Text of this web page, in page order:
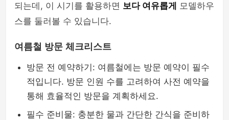
되는데, 이 시기를 활용하면 보다 여유롭게 모델하우
스를 둘러볼 수 있습니다.
여름철 방문 체크리스트
방문 전 예약하기: 여름철에는 방문 예약이 필수
적입니다. 방문 인원 수를 고려하여 사전 예약을
통해 효율적인 방문을 계획하세요.
필수 준비물: 충분한 물과 간단한 간식을 준비하